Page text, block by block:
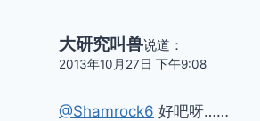
大研究叫兽说道：
2013年10月27日 下午9:08
@Shamrock6 好吧呀……